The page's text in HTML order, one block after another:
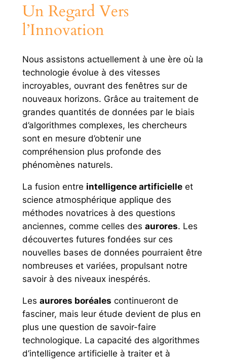
Un Regard Vers
l’Innovation
Nous assistons actuellement à une ère où la
technologie évolue à des vitesses
incroyables, ouvrant des fenêtres sur de
nouveaux horizons. Grâce au traitement de
grandes quantités de données par le biais
d’algorithmes complexes, les chercheurs
sont en mesure d’obtenir une
compréhension plus profonde des
phénomènes naturels.
La fusion entre intelligence artificielleet
science atmosphérique applique des
méthodes novatrices à des questions
anciennes, comme celles des aurores. Les
découvertes futures fondées sur ces
nouvelles bases de données pourraient être
nombreuses et variées, propulsant notre
savoir à des niveaux inespérés.
Les aurores boréales continueront de
fasciner, mais leur étude devient de plus en
plus une question de savoir-faire
technologique. La capacité des algorithmes
d’intelligence artificielle à traiter et à